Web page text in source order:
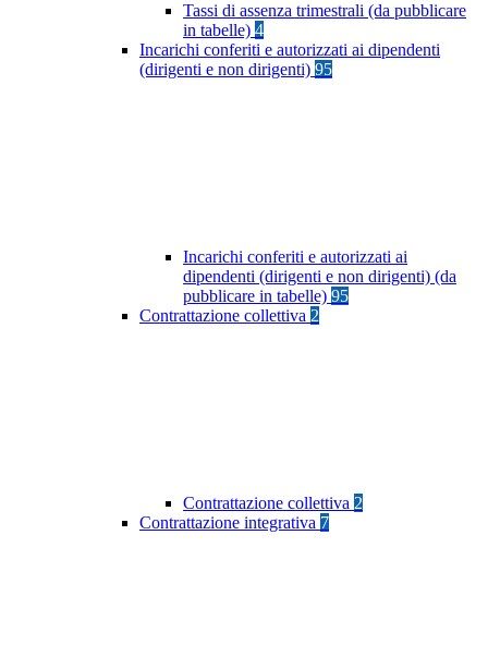
Tassi di assenza trimestrali (da pubblicare
in tabelle) 4
Incarichi conferiti e autorizzati ai dipendenti
(dirigenti e non dirigenti) 95
Incarichi conferiti e autorizzati ai
dipendenti (dirigenti e non dirigenti) (da
pubblicare in tabelle) 95
Contrattazione collettiva 2
Contrattazione collettiva 2
Contrattazione integrativa 7